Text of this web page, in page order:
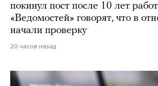
покинул пост после 10 лет
«Ведомостей» говорят, что в
начали проверку
20 часов назад